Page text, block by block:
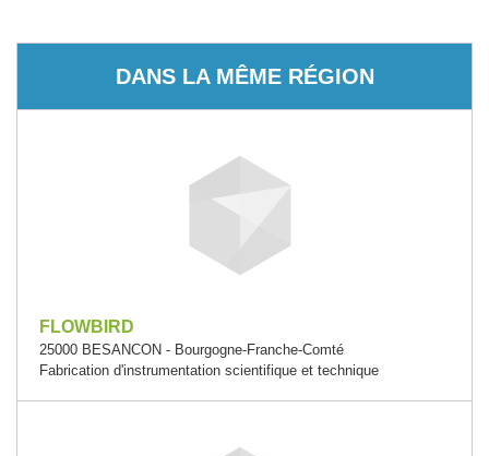
DANS LA MÊME RÉGION
FLOWBIRD
25000 BESANCON - Bourgogne-Franche-Comté
Fabrication d'instrumentation scientifique et technique